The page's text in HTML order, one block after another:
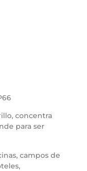
concentra
para ser
campos de